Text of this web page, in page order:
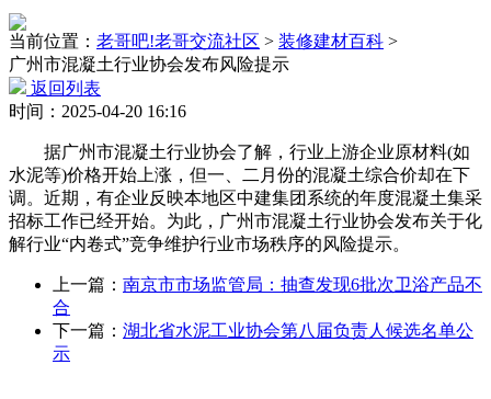
当前位置： 老哥吧!老哥交流社区 > 装修建材百科 >
广州市混凝土行业协会发布风险提示
返回列表
时间：2025-04-20 16:16
据广州市混凝土行业协会了解，行业上游企业原材料(如
水泥等)价格开始上涨，但一、二月份的混凝土综合价却在下
调。近期，有企业反映本地区中建集团系统的年度混凝土集采
招标工作已经开始。为此，广州市混凝土行业协会发布关于化
解行业“内卷式”竞争维护行业市场秩序的风险提示。
上一篇： 南京市市场监管局：抽查发现6批次卫浴产品不
合
下一篇： 湖北省水泥工业协会第八届负责人候选名单公
示